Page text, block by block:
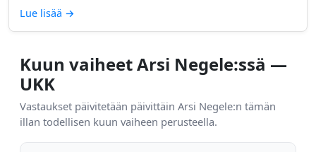
Lue lisää →
Kuun vaiheet Arsi Negele:ssä —
UKK
Vastaukset päivitetään päivittäin Arsi Negele:n tämän
illan todellisen kuun vaiheen perusteella.